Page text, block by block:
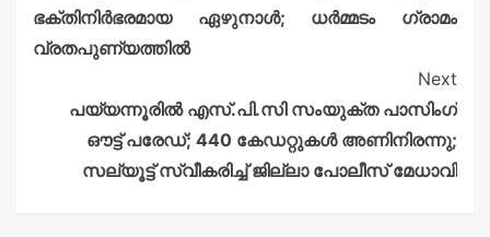
ഭക്തിനിർഭരമായ ഏഴുനാൾ; ധർമ്മടം ഗ്രാമം
വ്രതപുണ്യത്തിൽ
Next
പയ്യന്നൂരിൽ എസ്.പി.സി സംയുക്ത പാസിംഗ്
ഔട്ട് പരേഡ്; 440 കേഡറ്റുകൾ അണിനിരന്നു;
സല്യൂട്ട് സ്വീകരിച്ച് ജില്ലാ പോലീസ് മേധാവി